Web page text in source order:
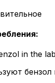
:
in the
бензол